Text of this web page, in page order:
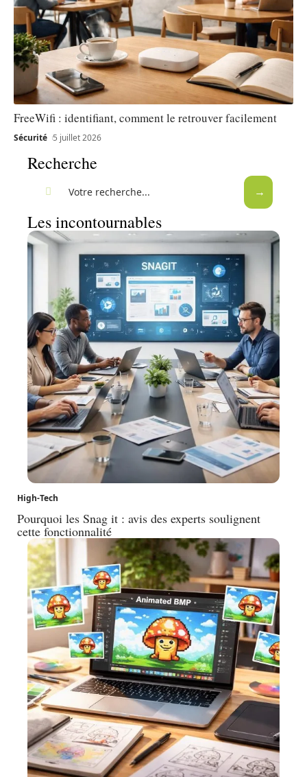
FreeWifi : identifiant, comment le retrouver facilement
Sécurité 5 juillet 2026
Recherche
Les incontournables
High-Tech
Pourquoi les Snag it : avis des experts soulignent
cette fonctionnalité